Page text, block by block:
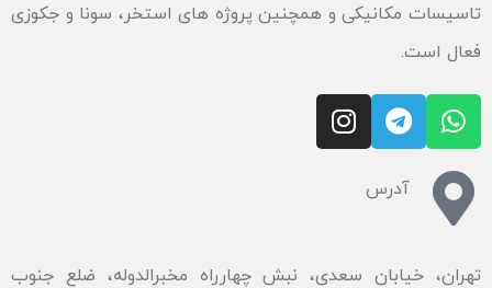
تاسیسات مکانیکی و همچنین پروژه های استخر، سونا و جکوزی
فعال است.
آدرس
تهران، خیابان سعدی، نبش چهارراه مخبرالدوله، ضلع جنوب